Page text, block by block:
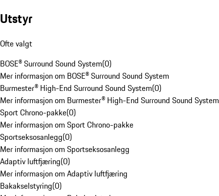
Utstyr
Ofte valgt
BOSE® Surround Sound System(0)
Mer informasjon om BOSE® Surround Sound System
Burmester® High-End Surround Sound System(0)
Mer informasjon om Burmester® High-End Surround Sound System
Sport Chrono-pakke(0)
Mer informasjon om Sport Chrono-pakke
Sportseksosanlegg(0)
Mer informasjon om Sportseksosanlegg
Adaptiv luftfjæring(0)
Mer informasjon om Adaptiv luftfjæring
Bakakselstyring(0)